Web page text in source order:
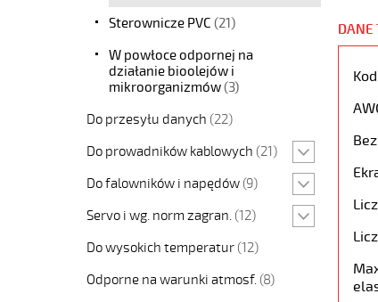
Sterownicze PVC (21)
W powłoce odpornej na
działanie bioolejów i
mikroorganizmów(3)
Do przesyłu danych (22)
Do prowadników kablowych (21)
Do falowników i napędów (9)
Servo i wg. norm zagran. (12)
Do wysokich temperatur (12)
Odporne na warunki atmosf. (8)
DANE